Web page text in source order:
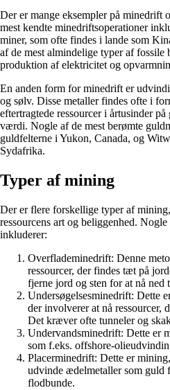
Der er mange eksempler på minedrift
mest kendte minedriftsoperationer
miner, som ofte findes i lande som
af de mest almindelige typer af
produktion af elektricitet og
En anden form for minedrift er
og sølv. Disse metaller findes ofte i
eftertragtede ressourcer i årtusinder
værdi. Nogle af de mest berømte
guldfelterne i Yukon, Canada, og
Sydafrika.
Typer af mining
Der er flere forskellige typer af
ressourcens art og beliggenhed.
inkluderer:
Overflademinedrift: Denne
ressourcer, der findes tæt på
fjerne jord og sten for at nå ned
Undersøgelsesminedrift: Dette
der involverer at nå ressourcer,
Det kræver ofte tunneler og
Undervandsminedrift: Dette er
som f.eks. offshore-
Placerminedrift: Dette er
udvinde ædelmetaller som guld
flodbunde.